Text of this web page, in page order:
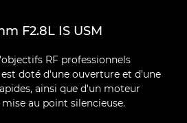
F2.8L IS USM
RF professionnels
doté d'une ouverture et d'une
ainsi que d'un moteur
au point silencieuse.